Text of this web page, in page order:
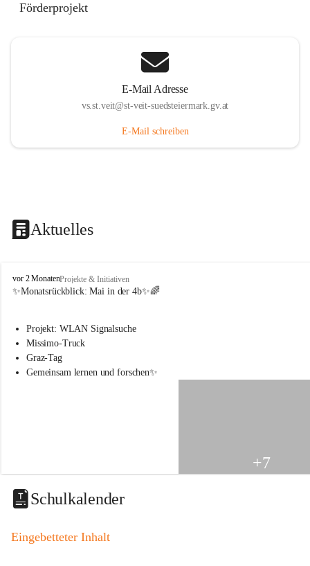
Förderprojekt
E-Mail Adresse
vs.st.veit@st-veit-suedsteiermark.gv.at
E-Mail schreiben
Aktuelles
V
o
s
s
c
i
t
a
o
vor 2 MonatenProjekte & Initiativen
✨Monatsrückblick: Mai in der 4b✨🌈
Projekt: WLAN Signalsuche
Missimo-Truck
Graz-Tag
Gemeinsam lernen und forschen✨
+7
Schulkalender
Eingebetteter Inhalt